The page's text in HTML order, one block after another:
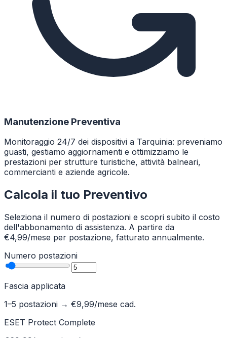
Manutenzione Preventiva
Monitoraggio 24/7 dei dispositivi a Tarquinia: preveniamo
guasti, gestiamo aggiornamenti e ottimizziamo le
prestazioni per strutture turistiche, attività balneari,
commercianti e aziende agricole.
Calcola il tuo Preventivo
Seleziona il numero di postazioni e scopri subito il costo
dell'abbonamento di assistenza. A partire da
€4,99/mese per postazione, fatturato annualmente.
Numero postazioni
Fascia applicata
1–5 postazioni → €9,99/mese cad.
ESET Protect Complete